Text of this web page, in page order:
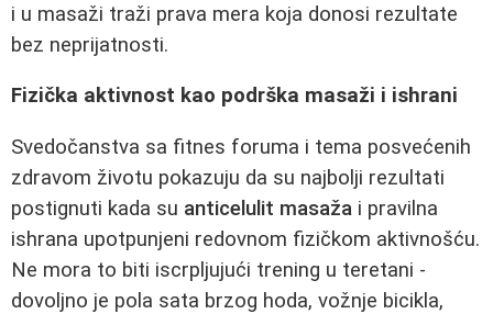
i u masaži traži prava mera koja donosi rezultate
bez neprijatnosti.
Fizička aktivnost kao podrška masaži i ishrani
Svedočanstva sa fitnes foruma i tema posvećenih
zdravom životu pokazuju da su najbolji rezultati
postignuti kada su anticelulit masaža i pravilna
ishrana upotpunjeni redovnom fizičkom aktivnošću.
Ne mora to biti iscrpljujući trening u teretani -
dovoljno je pola sata brzog hoda, vožnje bicikla,